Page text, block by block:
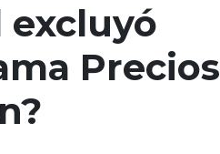
excluyó
Precios